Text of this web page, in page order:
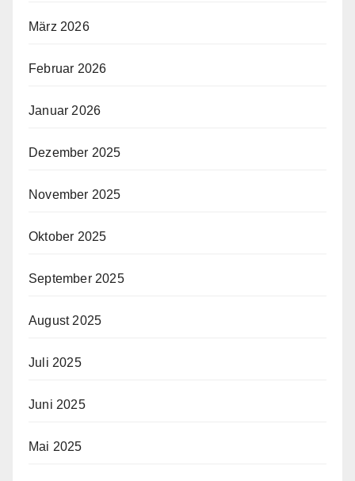
März 2026
Februar 2026
Januar 2026
Dezember 2025
November 2025
Oktober 2025
September 2025
August 2025
Juli 2025
Juni 2025
Mai 2025